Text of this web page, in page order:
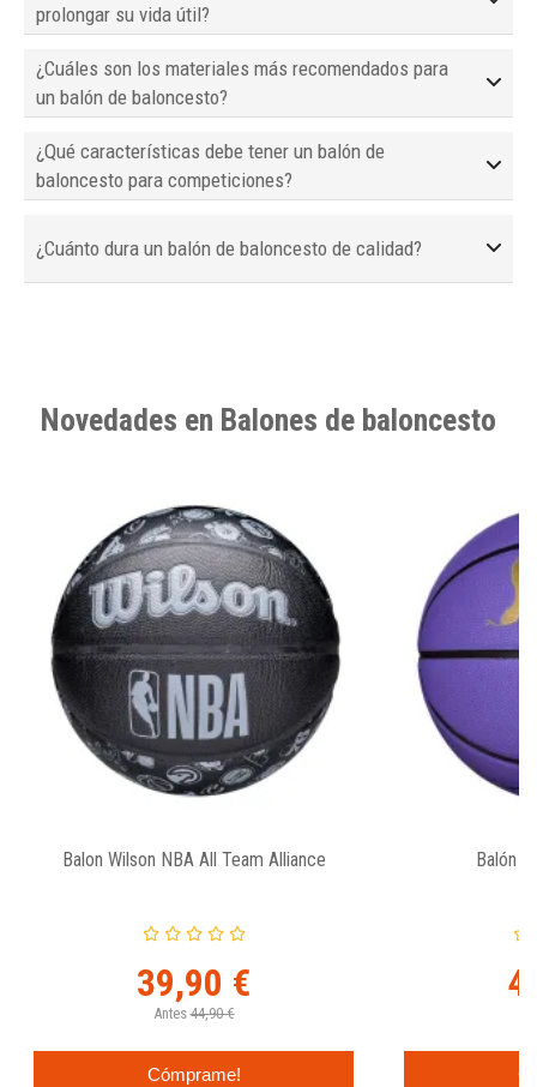
prolongar su vida útil?
¿Cuáles son los materiales más recomendados para
un balón de baloncesto?
¿Qué características debe tener un balón de
baloncesto para competiciones?
¿Cuánto dura un balón de baloncesto de calidad?
Novedades en Balones de baloncesto
Balon Wilson NBA All Team Alliance
39,90 €
Antes 44,90 €
Cómprame!
Balón